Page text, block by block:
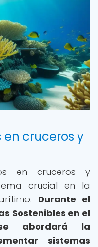
en cruceros y
en cruceros y
crucial en la
Durante el
Sostenibles en el
abordará la
sistemas